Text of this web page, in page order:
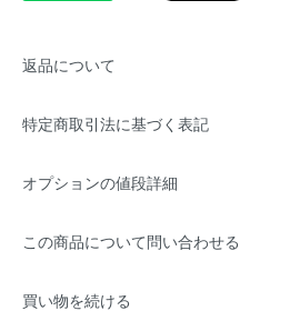
返品について
特定商取引法に基づく表記
オプションの値段詳細
この商品について問い合わせる
買い物を続ける